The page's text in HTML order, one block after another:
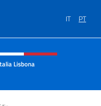
IT PT
do menu
Lisbona